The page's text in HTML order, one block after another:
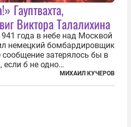
Гауптвахта,
Виктора Талалихина
года в небе над Москвой
немецкий бомбардировщик
сообщение затерялось бы в
если б не одно
один из первых в
авиации ночных таранов.
МИХАИЛ КУЧЕРОВ